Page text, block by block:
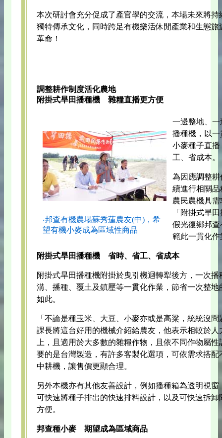
本次研討會充分促成了產官學的交流，本場未來將
獨特傳承文化，同時跨足有機樂活休閒產業和生態
革命！
調整耕作制度活化農地
附掛式旱田播種機 雜糧直播更方便
‧邦查有機農場蘇秀蓮農友(中)，希
望有機小麥成為區域性商品
一邊整地、
播種機，以
小麥種子直
工、省成本。
為因應調整
續進行相關
農民農機具
「附掛式旱
假光復鄉邦
範此一貫化作
附掛式旱田播種機 省時、省工、省成本
附掛式旱田播種機附掛於曳引機迴轉犁後方，一次
溝、播種、覆土及鎮壓等一貫化作業，節省一次整
如此。
「不論是種玉米、大豆、小麥亦或是高粱，統統沒
課長將這台好用的機械介紹給農友，他表示相較於
上，且適用於大多數的雜糧作物，且依不同作物屬
要的是台灣製造，有許多客製化選項，可依需求搭
中耕機，讓售價更顯合理。
另外本機亦有其他友善設計，例如播種箱為透明視
可快速將種子排出的快速排料設計，以及可快速拆
方便。
邦查種小麥 期望成為區域商品